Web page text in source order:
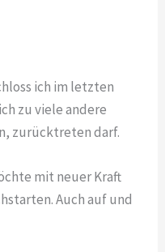
ich im letzten
zu viele andere
zurücktreten darf.
mit neuer Kraft
Auch auf und